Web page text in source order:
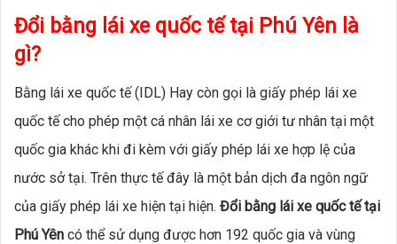
Đổi bằng lái xe quốc tế tại Phú Yên là
gì?
Bằng lái xe quốc tế (IDL) Hay còn gọi là giấy phép lái xe
quốc tế cho phép một cá nhân lái xe cơ giới tư nhân tại một
quốc gia khác khi đi kèm với giấy phép lái xe hợp lệ của
nước sở tại. Trên thực tế đây là một bản dịch đa ngôn ngữ
của giấy phép lái xe hiện tại hiện. Đổi bằng lái xe quốc tế tại
Phú Yên có thể sử dụng được hơn 192 quốc gia và vùng